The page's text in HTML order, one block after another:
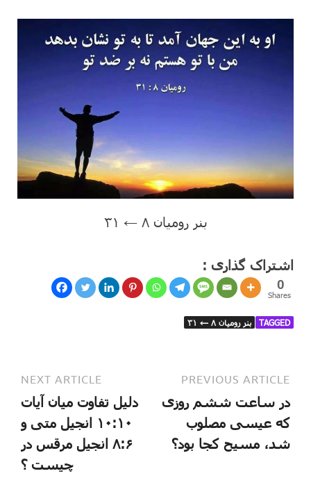
بنر رومیان ۸ ← ۳۱
اشتراک گذاری :
0
Shares
TAGGED بنر رومیان ۸ ← ۳۱
PREVIOUS ARTICLE
در ساعت ششم روزی
که عیسی مصلوب
شد، مسیح کجا بود؟
NEXT ARTICLE
دلیل تفاوت میان آیات
١٠:١٠ انجیل متی و
٨:۶ انجیل مرقس در
چیست ؟